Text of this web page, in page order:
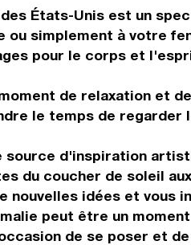
États-Unis est un
ou simplement à votre
pour le corps et
de relaxation et
le temps de
d'inspiration
du coucher de soleil
nouvelles idées et vous
peut être un
de se poser et